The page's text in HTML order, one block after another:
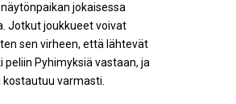
jokaisessa
Jotkut joukkueet voivat
sen virheen, että lähtevät
peliin Pyhimyksiä vastaan, ja
kostautuu varmasti.